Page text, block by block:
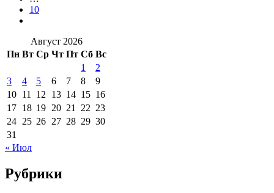
10
Август 2026
Пн Вт Ср Чт Пт Сб Вс
1
2
3
4 5 6 7 8
9
10 11 12 13 14 15 16
17 18 19 20 21 22 23
24 25 26 27 28 29 30
31
« Июл
Рубрики